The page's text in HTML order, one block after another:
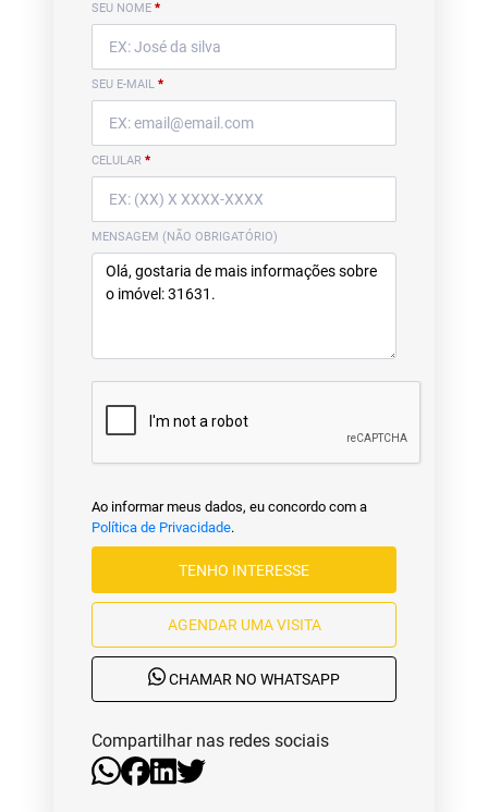
SEU NOME *
SEU E-MAIL *
CELULAR *
MENSAGEM (NÃO OBRIGATÓRIO)
Ao informar meus dados, eu concordo com a
Política de Privacidade.
TENHO INTERESSE
AGENDAR UMA VISITA
CHAMAR NO WHATSAPP
Compartilhar nas redes sociais